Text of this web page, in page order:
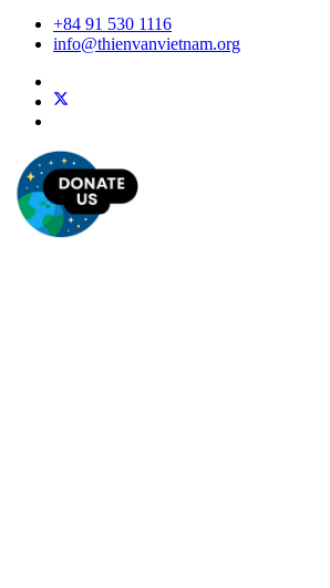
+84 91 530 1116
info@thienvanvietnam.org